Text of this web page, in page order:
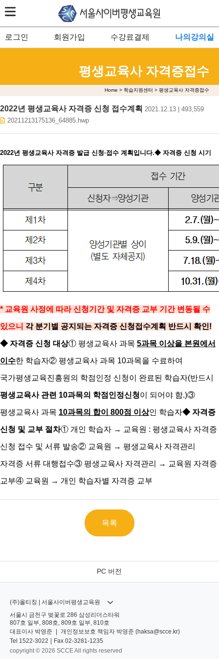
로그인 회원가입 수강료결제 나의강의실
평생교육사 자격증접수
Home > 학습지원센터 > 평생교육사 자격증접수
2022년 평생교육사 자격증 신청 접수계획 2021.12.13 | 493,559
20211213175136_64885.hwp
2022년 평생교육사 자격증 발급 신청·접수 계획입니다.◆ 자격증 신청 시기
* 교육원 사정에 따라 신청기간 및 자격증 교부 기간 변동될 수
있으니 각 분기별 공지되는 자격증 신청접수계획 반드시 확인!
◆ 자격증 신청 대상① 평생교육사 과목 5과목 이상을 본원에서
이수한 학습자② 평생교육사 과목 10과목을 수료하여
국가평생교육진흥원의 학점인정 신청이 완료된 학습자(반드시
평생교육사 관련 10과목의 학점인정신청이 되어야 함.)③
평생교육사 과목 10과목의 합이 800점 이상인 학습자◆ 자격증
신청 및 교부 절차① 개인 학습자 → 교육원 : 평생교육사 자격증
신청 접수 및 서류 발송② 교육원 → 평생교육사 자격관리
자격증 서류 대행접수③ 평생교육사 자격관리 → 교육원 자격증
교부④ 교육원 → 개인 학습자별 자격증 교부
목록
PC 버전
(주)올티칭 | 서울사이버평생교육원
서울시 금천구 벚꽃로 286 삼성리더스타워
807호 일부, 808호, 809호 일부, 810호
대표이사 박영준 개인정보보호 책임자 박영준 (haksa@scce.kr)
Tel 1522-3022 Fax 02-3281-1235
copyright © 2026 SCCE All rights reserved